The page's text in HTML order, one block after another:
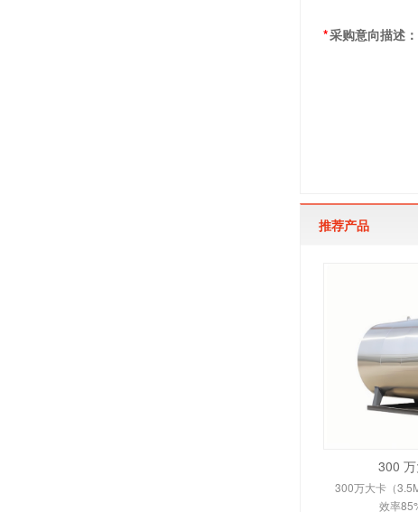
*采购意向描述：
推荐产品
300
300万大卡（
效率